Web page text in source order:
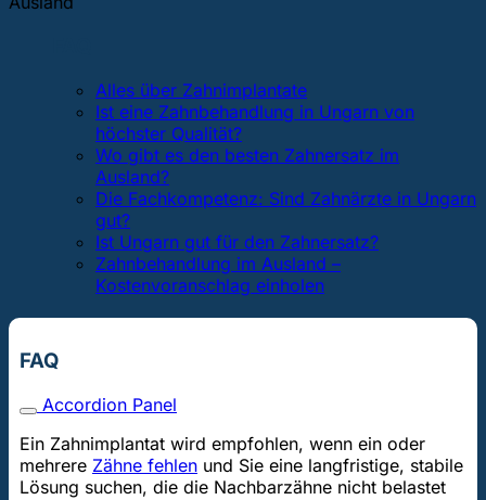
Alles über Zahnimplantate
Ist eine Zahnbehandlung in Ungarn von
höchster Qualität?
Wo gibt es den besten Zahnersatz im
Ausland?
Die Fachkompetenz: Sind Zahnärzte in Ungarn
gut?
Ist Ungarn gut für den Zahnersatz?
Zahnbehandlung im Ausland –
Kostenvoranschlag einholen
FAQ
Accordion Panel
Ein Zahnimplantat wird empfohlen, wenn ein oder
mehrere Zähne fehlen und Sie eine langfristige, stabile
Lösung suchen, die die Nachbarzähne nicht belastet